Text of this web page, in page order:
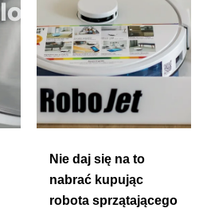
Nie daj się na to
nabrać kupując
robota sprzątającego